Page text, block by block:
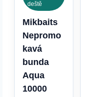
deště
Mikbaits
Nepromo
kavá
bunda
Aqua
10000